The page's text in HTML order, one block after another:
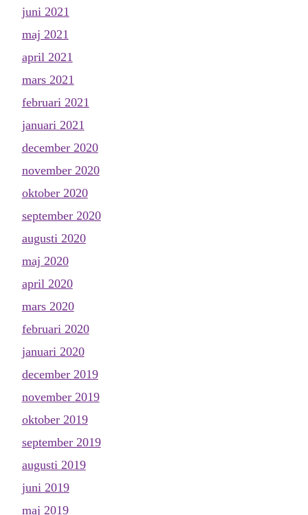
juni 2021
maj 2021
april 2021
mars 2021
februari 2021
januari 2021
december 2020
november 2020
oktober 2020
september 2020
augusti 2020
maj 2020
april 2020
mars 2020
februari 2020
januari 2020
december 2019
november 2019
oktober 2019
september 2019
augusti 2019
juni 2019
maj 2019